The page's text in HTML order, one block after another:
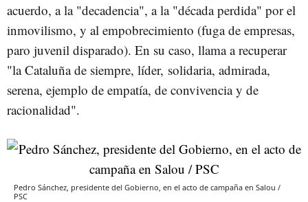
acuerdo, a la "decadencia", a la "década perdida" por el
inmovilismo, y al empobrecimiento (fuga de empresas,
paro juvenil disparado). En su caso, llama a recuperar
"la Cataluña de siempre, líder, solidaria, admirada,
serena, ejemplo de empatía, de convivencia y de
racionalidad".
Pedro Sánchez, presidente del Gobierno, en el acto de campaña en Salou /
PSC